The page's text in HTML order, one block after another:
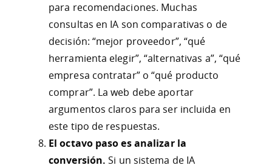
para recomendaciones. Muchas
consultas en IA son comparativas o de
decisión: “mejor proveedor”, “qué
herramienta elegir”, “alternativas a”, “qué
empresa contratar” o “qué producto
comprar”. La web debe aportar
argumentos claros para ser incluida en
este tipo de respuestas.
El octavo paso es analizar la
conversión. Si un sistema de IA